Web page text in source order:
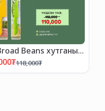
Beans хутганы
БАГЦ-1"
₮118,000₮